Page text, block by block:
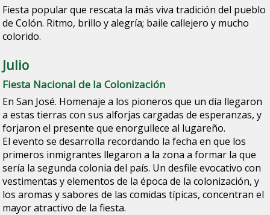
Fiesta popular que rescata la más viva tradición del pueblo
de Colón. Ritmo, brillo y alegría; baile callejero y mucho
colorido.
Julio
Fiesta Nacional de la Colonización
En San José. Homenaje a los pioneros que un día llegaron
a estas tierras con sus alforjas cargadas de esperanzas, y
forjaron el presente que enorgullece al lugareño.
El evento se desarrolla recordando la fecha en que los
primeros inmigrantes llegaron a la zona a formar la que
sería la segunda colonia del país. Un desfile evocativo con
vestimentas y elementos de la época de la colonización, y
los aromas y sabores de las comidas típicas, concentran el
mayor atractivo de la fiesta.